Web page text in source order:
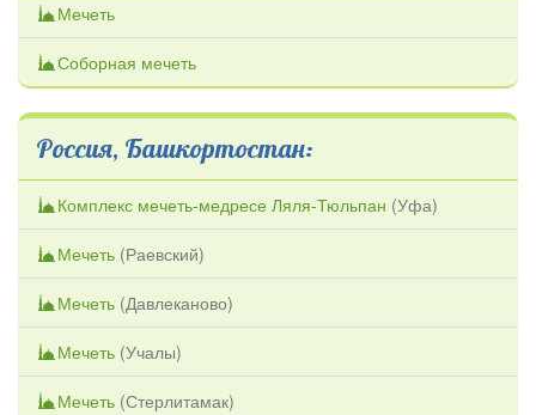
Мечеть
Соборная мечеть
Россия, Башкортостан:
Комплекс мечеть-медресе Ляля-Тюльпан (Уфа)
Мечеть (Раевский)
Мечеть (Давлеканово)
Мечеть (Учалы)
Мечеть (Стерлитамак)